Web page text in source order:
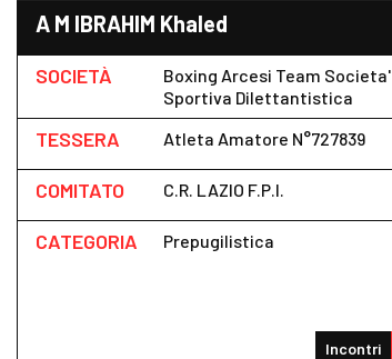
A M IBRAHIM Khaled
SOCIETÀ
Boxing Arcesi Team Societa'
Sportiva Dilettantistica
TESSERA Atleta Amatore N°727839
COMITATO C.R. LAZIO F.P.I.
CATEGORIA Prepugilistica
Incontri